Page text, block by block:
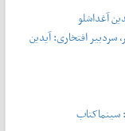
سردبیر افتخاری: آیدین